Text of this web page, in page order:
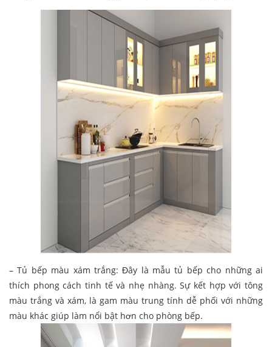
– Tủ bếp màu xám trắng: Đây là mẫu tủ bếp cho những ai
thích phong cách tinh tế và nhẹ nhàng. Sự kết hợp với tông
màu trắng và xám, là gam màu trung tính dễ phối với những
màu khác giúp làm nổi bật hơn cho phòng bếp.